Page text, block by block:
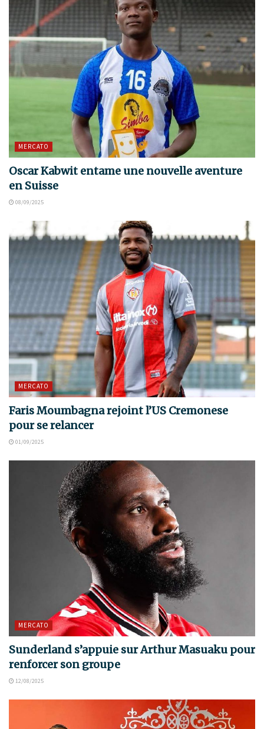
MERCATO
Oscar Kabwit entame une nouvelle aventure
en Suisse
08/09/2025
MERCATO
Faris Moumbagna rejoint l’US Cremonese
pour se relancer
01/09/2025
MERCATO
Sunderland s’appuie sur Arthur Masuaku pour
renforcer son groupe
12/08/2025